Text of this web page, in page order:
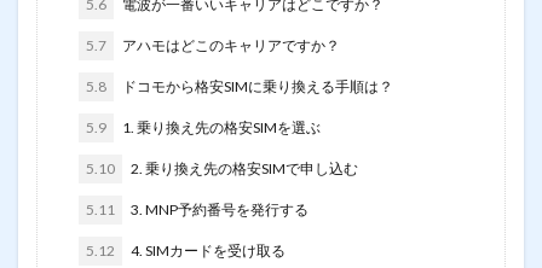
5.6 電波が一番いいキャリアはどこですか？
5.7 アハモはどこのキャリアですか？
5.8 ドコモから格安SIMに乗り換える手順は？
5.9 1. 乗り換え先の格安SIMを選ぶ
5.10 2. 乗り換え先の格安SIMで申し込む
5.11 3. MNP予約番号を発行する
5.12 4. SIMカードを受け取る